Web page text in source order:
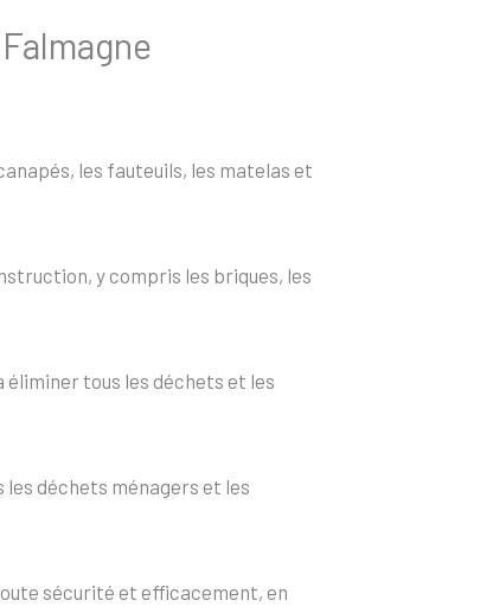
les fauteuils, les matelas et
y compris les briques, les
tous les déchets et les
déchets ménagers et les
sécurité et efficacement, en